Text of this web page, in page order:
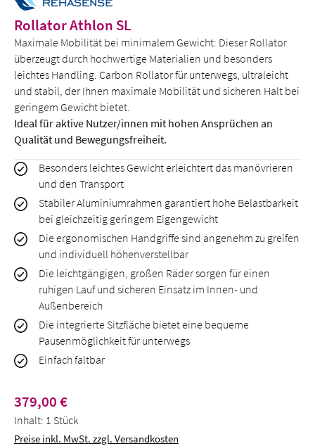
Rollator Athlon SL
Maximale Mobilität bei minimalem Gewicht: Dieser Rollator
überzeugt durch hochwertige Materialien und besonders
leichtes Handling. Carbon Rollator für unterwegs, ultraleicht
und stabil, der Ihnen maximale Mobilität und sicheren Halt bei
geringem Gewicht bietet.
Ideal für aktive Nutzer/innen mit hohen Ansprüchen an
Qualität und Bewegungsfreiheit.
Besonders leichtes Gewicht erleichtert das manövrieren
und den Transport
Stabiler Aluminiumrahmen garantiert hohe Belastbarkeit
bei gleichzeitig geringem Eigengewicht
Die ergonomischen Handgriffe sind angenehm zu greifen
und individuell höhenverstellbar
Die leichtgängigen, großen Räder sorgen für einen
ruhigen Lauf und sicheren Einsatz im Innen- und
Außenbereich
Die integrierte Sitzfläche bietet eine bequeme
Pausenmöglichkeit für unterwegs
Einfach faltbar
Regulärer Preis:
379,00 €
Inhalt: 1 Stück
Preise inkl. MwSt. zzgl. Versandkosten